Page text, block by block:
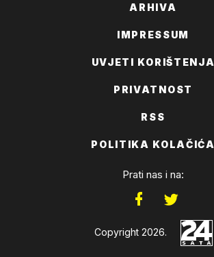
ARHIVA
IMPRESSUM
UVJETI KORIŠTENJA
PRIVATNOST
RSS
POLITIKA KOLAČIĆA
Prati nas i na:
Copyright 2026.